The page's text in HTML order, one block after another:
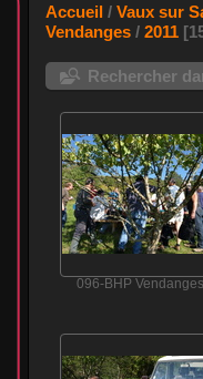
Accueil / Vaux sur
Vendanges / 2011
Rechercher
096-BHP Vendanges